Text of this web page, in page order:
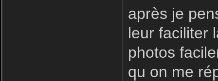
après je
leur faciliter
photos
qu on me